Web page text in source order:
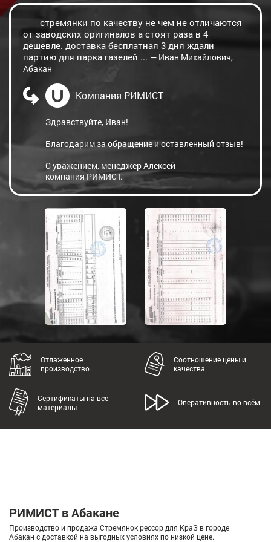
стремянки по качеству не чем не отличаются
от заводских оригиналов а стоят раза в 4
дешевле. доставка бесплатная 3 дня ждали
партию для парка газелей ... — Иван Михайлович,
Абакан
Компания РИМИСТ
Здравствуйте, Иван!
Благодарим за обращение и оставленный отзыв!
С уважением, менеджер Алексей
компания РИМИСТ.
Отлаженное
производство
Соотношение цены и
качества
Сертификаты на все
материалы
Оперативность во всём
РИМИСТ в Абакане
Производство и продажа Стремянок рессор для КраЗ в городе
Абакан с доставкой на выгодных условиях по низкой цене.